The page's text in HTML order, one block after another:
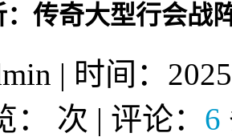
传奇大型行会战
| 时间：
次 | 评论： 6